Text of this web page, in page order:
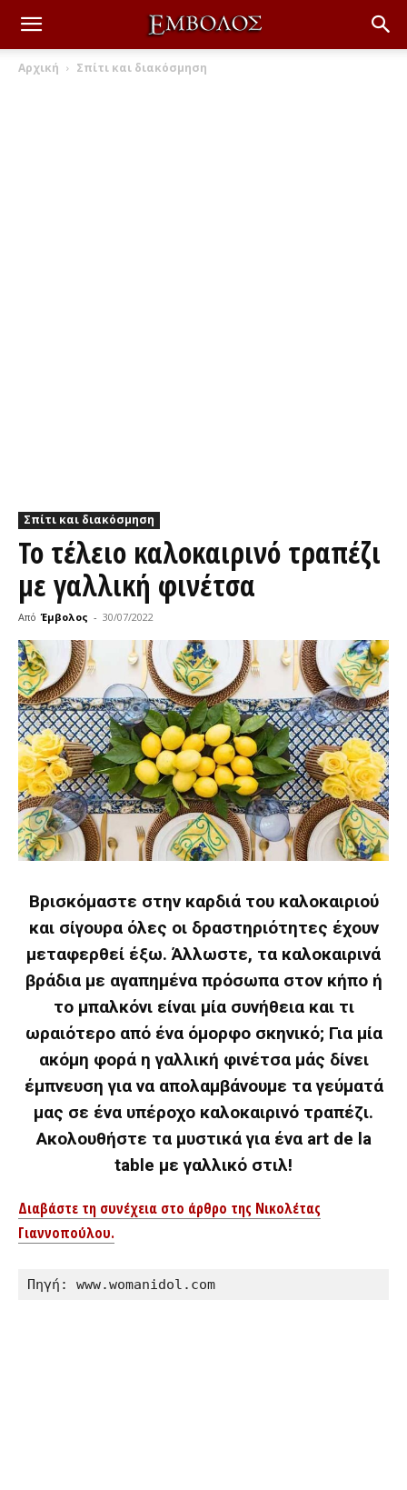
Αρχική Σπίτι και διακόσμηση
Σπίτι και διακόσμηση
Το τέλειο καλοκαιρινό τραπέζι
με γαλλική φινέτσα
Από Έμβολος - 30/07/2022
Βρισκόμαστε στην καρδιά του καλοκαιριού
και σίγουρα όλες οι δραστηριότητες έχουν
μεταφερθεί έξω. Άλλωστε, τα καλοκαιρινά
βράδια με αγαπημένα πρόσωπα στον κήπο ή
το μπαλκόνι είναι μία συνήθεια και τι
ωραιότερο από ένα όμορφο σκηνικό; Για μία
ακόμη φορά η γαλλική φινέτσα μάς δίνει
έμπνευση για να απολαμβάνουμε τα γεύματά
μας σε ένα υπέροχο καλοκαιρινό τραπέζι.
Ακολουθήστε τα μυστικά για ένα art de la
table με γαλλικό στιλ!
Διαβάστε τη συνέχεια στο άρθρο της Νικολέτας
Γιαννοπούλου.
Πηγή: www.womanidol.com